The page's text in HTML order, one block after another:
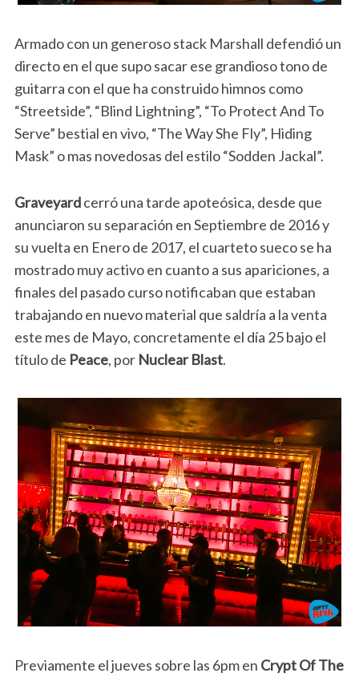
Armado con un generoso stack Marshall defendió un
directo en el que supo sacar ese grandioso tono de
guitarra con el que ha construido himnos como
“Streetside”, “Blind Lightning”, “To Protect And To
Serve” bestial en vivo, “The Way She Fly”, Hiding
Mask” o mas novedosas del estilo “Sodden Jackal”.
Graveyardcerró una tarde apoteósica, desde que
anunciaron su separación en Septiembre de 2016 y
su vuelta en Enero de 2017, el cuarteto sueco se ha
mostrado muy activo en cuanto a sus apariciones, a
finales del pasado curso notificaban que estaban
trabajando en nuevo material que saldría a la venta
este mes de Mayo, concretamente el día 25 bajo el
título de Peace, por Nuclear Blast.
Previamente el jueves sobre las 6pm en Crypt Of The